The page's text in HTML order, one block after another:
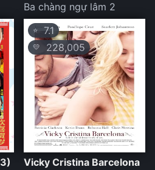
Ba chàng ngự lâm 2
⭐ 7.1
💛 228,005
Vicky Cristina Barcelona